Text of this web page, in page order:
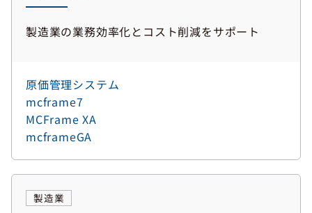
製造業の業務効率化とコスト削減をサポート
原価管理システム
mcframe7
MCFrame XA
mcframeGA
製造業